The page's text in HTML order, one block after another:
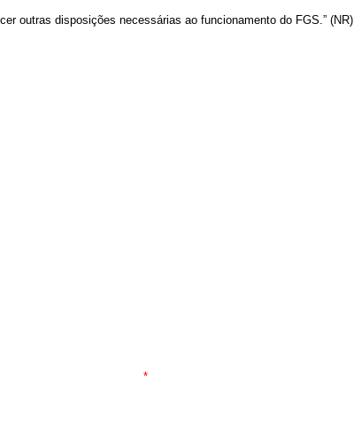
outras disposições necessárias ao funcionamento do FGS.” (NR)
*